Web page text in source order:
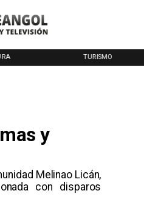
TURISMO
y
Melinao Licán,
con disparos